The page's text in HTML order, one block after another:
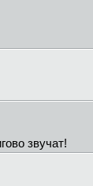
звучат!